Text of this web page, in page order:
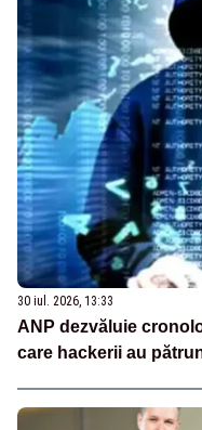
30 iul. 2026, 13:33
ANP dezvăluie
care hackerii au